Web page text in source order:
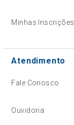
Minhas Inscrições
Atendimento
Fale Conosco
Ouvidoria